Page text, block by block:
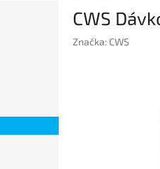
CWS
Značka: CWS